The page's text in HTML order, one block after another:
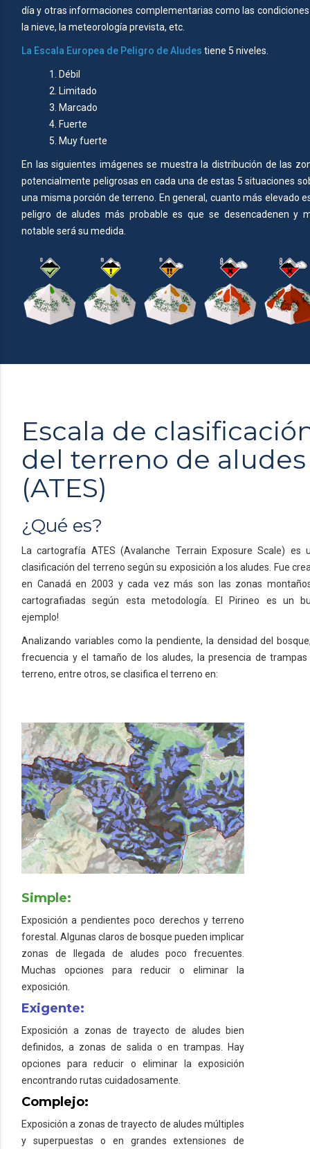
día y otras informaciones complementarias como las
la nieve, la meteorología prevista, etc.
La Escala Europea de Peligro de Aludes tiene 5 niveles.
1. Débil
2. Limitado
3. Marcado
4. Fuerte
5. Muy fuerte
En las siguientes imágenes se muestra la distribución de las
potencialmente peligrosas en cada una de estas 5 situaciones
una misma porción de terreno. En general, cuanto más elevado
peligro de aludes más probable es que se desencadenen y
notable será su medida.
Escala de
del terreno de aludes
(ATES)
¿Qué es?
La cartografía ATES (Avalanche Terrain Exposure Scale) es
clasificación del terreno según su exposición a los aludes. Fue
en Canadá en 2003 y cada vez más son las zonas
cartografiadas según esta metodología. El Pirineo es un
ejemplo!
Analizando variables como la pendiente, la densidad del
frecuencia y el tamaño de los aludes, la presencia de trampas
terreno, entre otros, se clasifica el terreno en:
Simple:
Exposición a pendientes poco derechos y terreno
forestal. Algunas claros de bosque pueden implicar
zonas de llegada de aludes poco frecuentes.
Muchas opciones para reducir o eliminar la
exposición.
Exigente:
Exposición a zonas de trayecto de aludes bien
definidos, a zonas de salida o en trampas. Hay
opciones para reducir o eliminar la exposición
encontrando rutas cuidadosamente.
Complejo:
Exposición a zonas de trayecto de aludes múltiples
y superpuestas o en grandes extensiones de